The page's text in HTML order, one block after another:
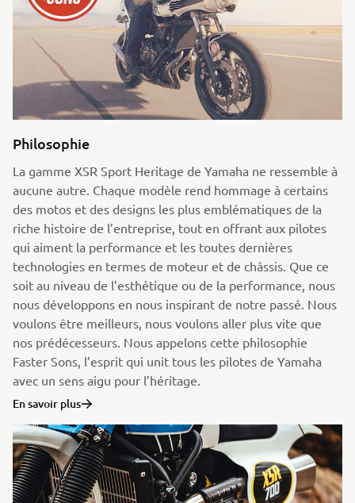
Philosophie
La gamme XSR Sport Heritage de Yamaha ne ressemble à
aucune autre. Chaque modèle rend hommage à certains
des motos et des designs les plus emblématiques de la
riche histoire de l’entreprise, tout en offrant aux pilotes
qui aiment la performance et les toutes dernières
technologies en termes de moteur et de châssis. Que ce
soit au niveau de l’esthétique ou de la performance, nous
nous développons en nous inspirant de notre passé. Nous
voulons être meilleurs, nous voulons aller plus vite que
nos prédécesseurs. Nous appelons cette philosophie
Faster Sons, l’esprit qui unit tous les pilotes de Yamaha
avec un sens aigu pour l’héritage.
En savoir plus